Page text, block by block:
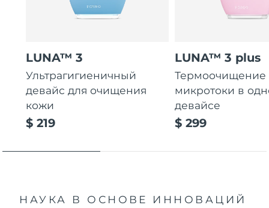
LUNA™ 3
Ультрагигиеничный
девайс для очищения
кожи
$ 219
LUNA™ 3 plus
Термоочищение
микротоки в
девайсе
$ 299
НАУКА В ОСНОВЕ ИННОВАЦИЙ